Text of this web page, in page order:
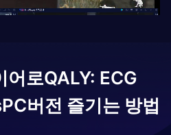
어로QALY: ECG
PC버전 즐기는 방법